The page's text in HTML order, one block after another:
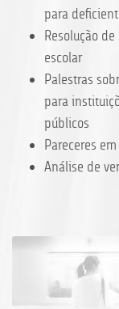
para
Resolução
escolar
Palestras
para
públicos
Pareceres
Análise de